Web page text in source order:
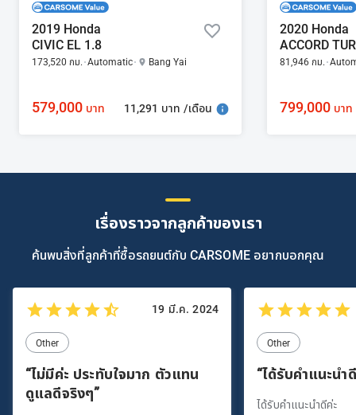
2019 Honda
CIVIC EL 1.8
173,520 กม. Automatic Bang Yai
579,000 บาท 11,291 บาท /เดือน
2020 Honda
ACCORD
81,946 กม.
799,000 บาท
เรื่องราวจากลูกค้าของเรา
ค้นพบสิ่งที่ลูกค้าที่ซื้อรถยนต์กับ CARSOME อยากบอกคุณ
19 มี.ค. 2024
Other
“ไม่มีค่ะ ประทับใจมาก ตัวแทน
ดูแลดีจริงๆ”
Other
“ได้รับคำแนะนำ
ได้รับคำแนะนำดีค่ะ